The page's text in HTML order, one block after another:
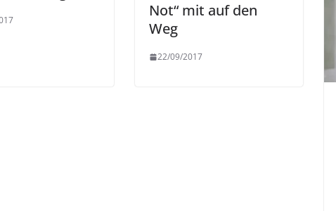
Not“ mit auf den
Weg
22/09/2017